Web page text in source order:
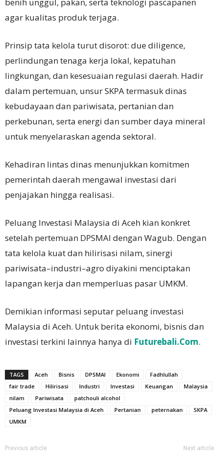
agar kualitas produk terjaga.
Prinsip tata kelola turut disorot: due diligence,
perlindungan tenaga kerja lokal, kepatuhan
lingkungan, dan kesesuaian regulasi daerah. Hadir
dalam pertemuan, unsur SKPA termasuk dinas
kebudayaan dan pariwisata, pertanian dan
perkebunan, serta energi dan sumber daya mineral
untuk menyelaraskan agenda sektoral.
Kehadiran lintas dinas menunjukkan komitmen
pemerintah daerah mengawal investasi dari
penjajakan hingga realisasi.
Peluang Investasi Malaysia di Aceh kian konkret
setelah pertemuan DPSMAI dengan Wagub. Dengan
tata kelola kuat dan hilirisasi nilam, sinergi
pariwisata–industri–agro diyakini menciptakan
lapangan kerja dan memperluas pasar UMKM.
Demikian informasi seputar peluang investasi
Malaysia di Aceh. Untuk berita ekonomi, bisnis dan
investasi terkini lainnya hanya di Futurebali.Com.
TAGS Aceh Bisnis DPSMAI Ekonomi
Fadhlullah
fair trade
Hilirisasi Industri Investasi Keuangan
Malaysia
nilam
Pariwisata
patchouli alcohol
Peluang Investasi Malaysia di Aceh
Pertanian peternakan
SKPA
UMKM
Previous article Next article